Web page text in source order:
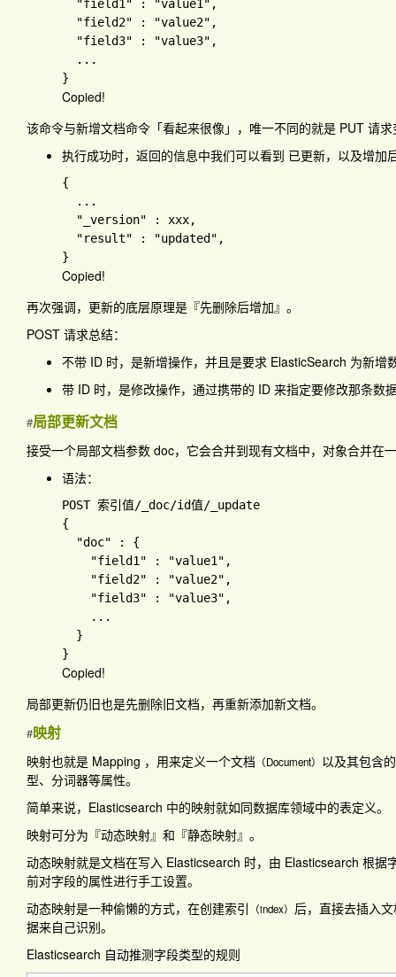
"field1" : "value1" ,
"field2"
: "value2" ,
"field3"
: "value3" ,
Copied!
该命令与新增文档命令「看起来很像」，唯一不同的就是 PUT 请
执行成功时，返回的信息中我们可以看到 已更新，以及增加
{
...
"_version"
: xxx,
"result"
: "updated"
Copied!
再次强调，更新的底层原理是『先删除后增加』。
POST 请求总结：
不带 ID 时，是新增操作，并且是要求 ElasticSearch 为新增
带 ID 时，是修改操作，通过携带的 ID 来指定要修改那条数
#局部更新文档
接受一个局部文档参数 doc，它会合并到现有文档中，对象合并在
语法：
POST 索引值/_doc/id值
{
"doc"
: {
"field1"
: "value1" ,
"field2"
: "value2" ,
"field3"
: "value3" ,
...
Copied!
局部更新仍旧也是先删除旧文档，再重新添加新文档。
#映射
映射也就是 Mapping ，用来定义一个文档 （Document） 以及其包含
型、分词器等属性。
简单来说，Elasticsearch 中的映射就如同数据库领域中的表定义。
映射可分为『动态映射』和『静态映射』。
动态映射就是文档在写入 Elasticsearch 时，由 Elasticsearch 根
前对字段的属性进行手工设置。
动态映射是一种偷懒的方式，在创建索引
（index） 后，直接去插入
据来自己识别。
Elasticsearch 自动推测字段类型的规则